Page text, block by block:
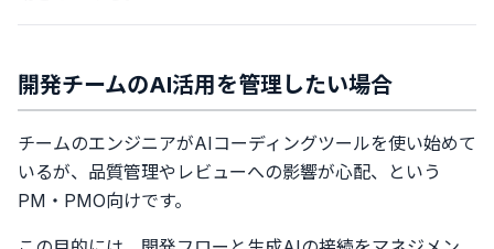
開発チームのAI活用を管理したい場合
チームのエンジニアがAIコーディングツールを使い始めて
いるが、品質管理やレビューへの影響が心配、という
PM・PMO向けです。